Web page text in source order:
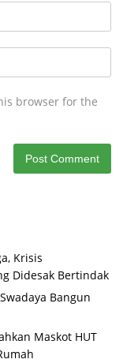
browser for the
Krisis
Didesak Bertindak
Bangun
Maskot HUT